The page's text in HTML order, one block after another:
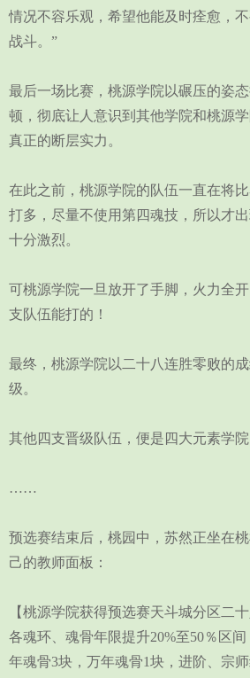
情况不容乐观，希望他能及时痊愈，
战斗。”
最后一场比赛，桃源学院以碾压的姿
顿，彻底让人意识到其他学院和桃源
真正的断层实力。
在此之前，桃源学院的队伍一直在将
打多，尽量不使用第四魂技，所以才
十分激烈。
可桃源学院一旦放开了手脚，火力全
支队伍能打的！
最终，桃源学院以二十八连胜零败的
级。
其他四支晋级队伍，便是四大元素学院
……
预选赛结束后，桃园中，苏然正坐在
己的教师面板：
【桃源学院获得预选赛天斗城分区二
各魂环、魂骨年限提升20%至50％区
年魂骨3块，万年魂骨1块，进阶、宗